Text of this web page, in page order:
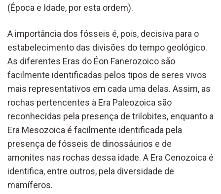
(Época e Idade, por esta ordem).
A importância dos fósseis é, pois, decisiva para o
estabelecimento das divisões do tempo geológico.
As diferentes Eras do Éon Fanerozoico são
facilmente identificadas pelos tipos de seres vivos
mais representativos em cada uma delas. Assim, as
rochas pertencentes à Era Paleozoica são
reconhecidas pela presença de trilobites, enquanto a
Era Mesozoica é facilmente identificada pela
presença de fósseis de dinossáurios e de
amonites nas rochas dessa idade. A Era Cenozoica é
identifica, entre outros, pela diversidade de
mamíferos.